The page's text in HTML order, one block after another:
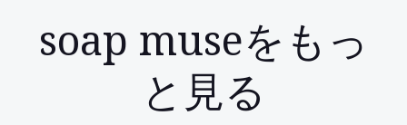
soap museをもっ
と見る